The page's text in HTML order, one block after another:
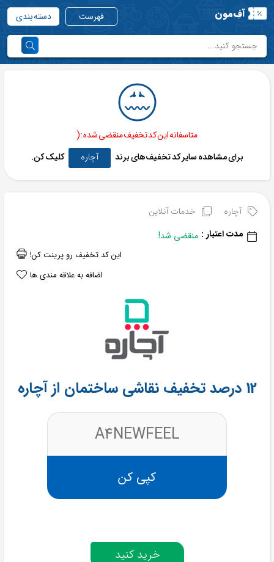
آفِ‌مون فهرست دسته بندی
متاسفانه این کد تخفیف منقضی شده :(
برای مشاهده سایر کد تخفیف‌های برند
آچاره کلیک کن.
آچاره
خدمات آنلاین
مدت اعتبار : منقضی شد!
این کد تخفیف رو پرینت کن!
اضافه به علاقه مندی ها
12 درصد تخفیف نقاشی ساختمان از آچاره
A4NEWFEEL
کپی کن
خرید کنید